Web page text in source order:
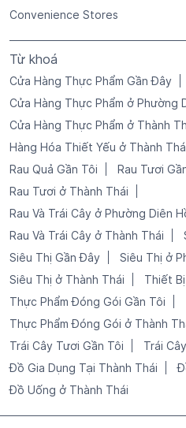
Convenience Stores
Từ khoá
Cửa Hàng Thực Phẩm Gần Đây
Cửa Hàng Thực Phẩm ở Phường
Cửa Hàng Thực Phẩm ở Thành
Hàng Hóa Thiết Yếu ở Thành
Rau Quả Gần Tôi
Rau Tươi
Rau Tươi ở Thành Thái
Rau Và Trái Cây ở Phường Diên
Rau Và Trái Cây ở Thành Thái
Siêu Thị Gần Đây
Siêu Thị ở
Siêu Thị ở Thành Thái
Thiết
Thực Phẩm Đóng Gói Gần Tôi
Thực Phẩm Đóng Gói ở Thành
Trái Cây Tươi Gần Tôi
Trái
Đồ Gia Dụng Tại Thành Thái
Đồ Uống ở Thành Thái